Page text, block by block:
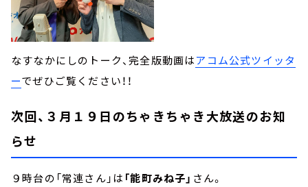
なすなかにしのトーク、完全版動画はアコム公式ツイッタ
ーでぜひご覧ください！！
次回、３月１９日のちゃきちゃき大放送のお知
らせ
９時台の「常連さん」は 「能町みね子」 さん。